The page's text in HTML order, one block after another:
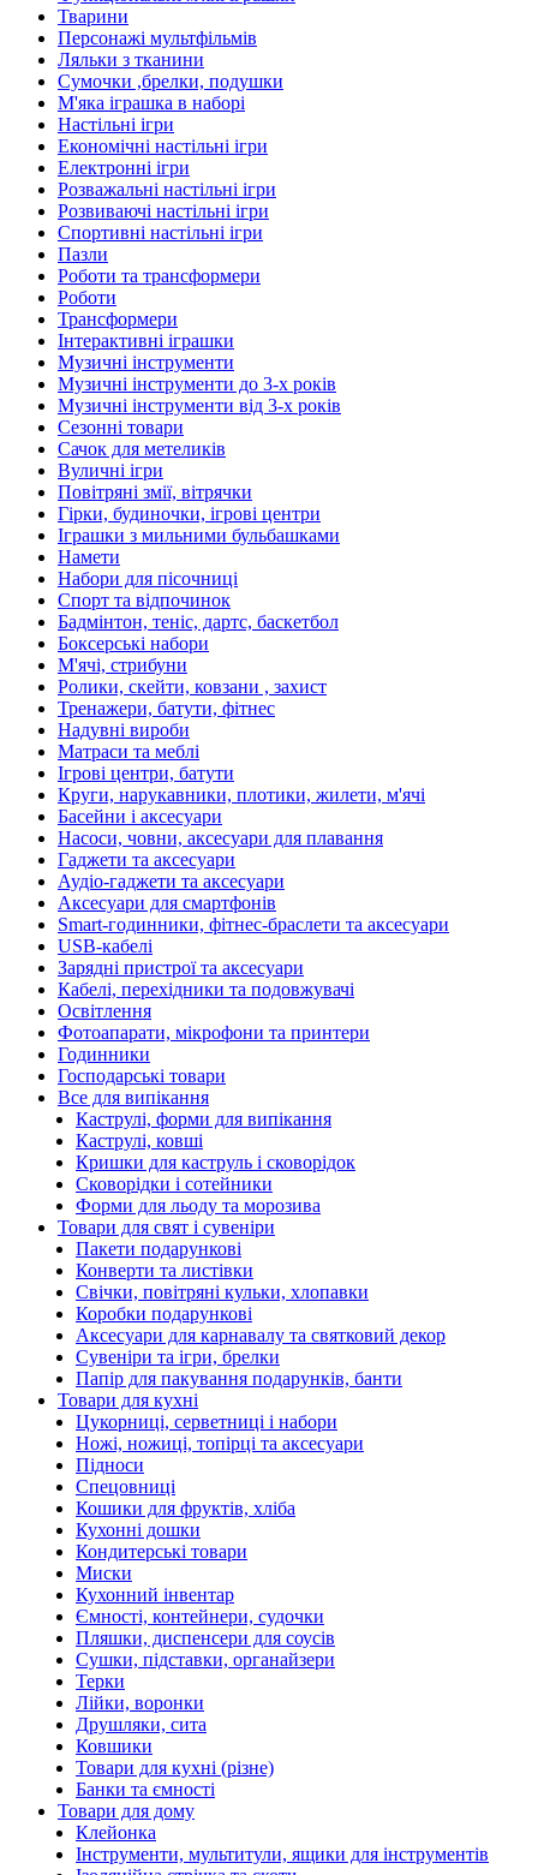
Тварини
Персонажі мультфільмів
Ляльки з тканини
Сумочки ,брелки, подушки
М'яка іграшка в наборі
Настільні ігри
Економічні настільні ігри
Електронні ігри
Розважальні настільні ігри
Розвиваючі настільні ігри
Спортивні настільні ігри
Пазли
Роботи та трансформери
Роботи
Трансформери
Інтерактивні іграшки
Музичні інструменти
Музичні інструменти до 3-х років
Музичні інструменти від 3-х років
Сезонні товари
Сачок для метеликів
Вуличні ігри
Повітряні змії, вітрячки
Гірки, будиночки, ігрові центри
Іграшки з мильними бульбашками
Намети
Набори для пісочниці
Спорт та відпочинок
Бадмінтон, теніс, дартс, баскетбол
Боксерські набори
М'ячі, стрибуни
Ролики, скейти, ковзани , захист
Тренажери, батути, фітнес
Надувні вироби
Матраси та меблі
Ігрові центри, батути
Круги, нарукавники, плотики, жилети, м'ячі
Басейни і аксесуари
Насоси, човни, аксесуари для плавання
Гаджети та аксесуари
Аудіо-гаджети та аксесуари
Аксесуари для смартфонів
Smart-годинники, фітнес-браслети та аксесуари
USB-кабелі
Зарядні пристрої та аксесуари
Кабелі, перехідники та подовжувачі
Освітлення
Фотоапарати, мікрофони та принтери
Годинники
Господарські товари
Все для випікання
Каструлі, форми для випікання
Каструлі, ковші
Кришки для каструль і сковорідок
Сковорідки і сотейники
Форми для льоду та морозива
Товари для свят і сувеніри
Пакети подарункові
Конверти та листівки
Свічки, повітряні кульки, хлопавки
Коробки подарункові
Аксесуари для карнавалу та святковий декор
Сувеніри та ігри, брелки
Папір для пакування подарунків, банти
Товари для кухні
Цукорниці, серветниці і набори
Ножі, ножиці, топірці та аксесуари
Підноси
Спецовниці
Кошики для фруктів, хліба
Кухонні дошки
Кондитерські товари
Миски
Кухонний інвентар
Ємності, контейнери, судочки
Пляшки, диспенсери для соусів
Сушки, підставки, органайзери
Терки
Лійки, воронки
Друшляки, сита
Ковшики
Товари для кухні (різне)
Банки та ємності
Товари для дому
Клейонка
Інструменти, мультитули, ящики для інструментів